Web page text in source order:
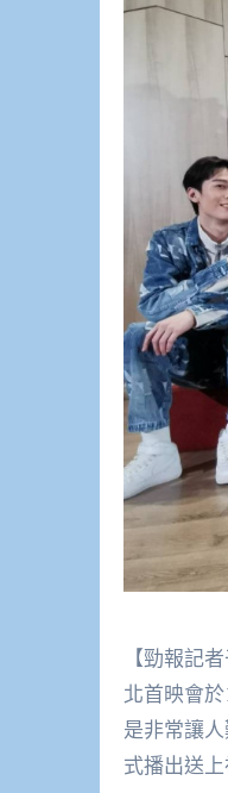
【勁報記
北首映會
是非常讓
式播出送